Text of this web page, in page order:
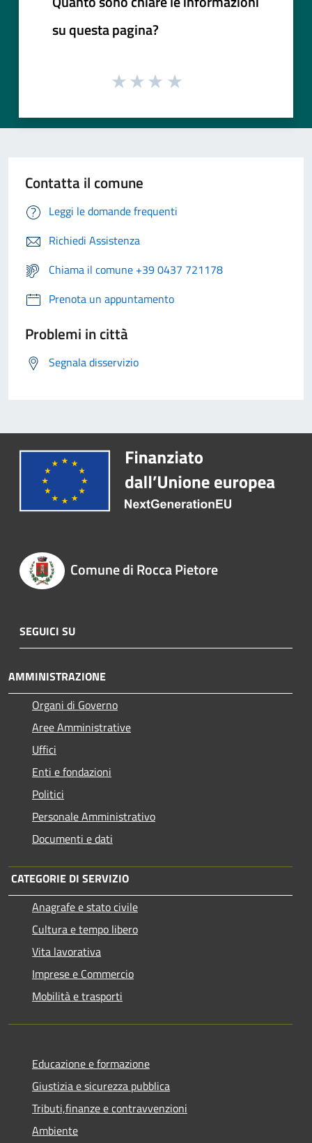
su questa pagina?
Contatta il comune
Leggi le domande frequenti
Richiedi Assistenza
Chiama il comune +39 0437 721178
Prenota un appuntamento
Problemi in città
Segnala disservizio
Comune di Rocca Pietore
SEGUICI SU
AMMINISTRAZIONE
Organi di Governo
Aree Amministrative
Uffici
Enti e fondazioni
Politici
Personale Amministrativo
Documenti e dati
CATEGORIE DI SERVIZIO
Anagrafe e stato civile
Cultura e tempo libero
Vita lavorativa
Imprese e Commercio
Mobilità e trasporti
Educazione e formazione
Giustizia e sicurezza pubblica
Tributi,finanze e contravvenzioni
Ambiente